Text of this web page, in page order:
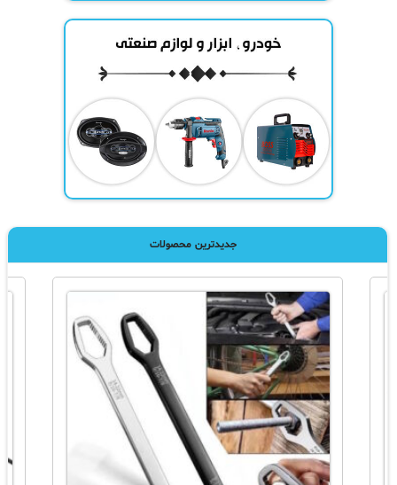
جدیدترین محصولات